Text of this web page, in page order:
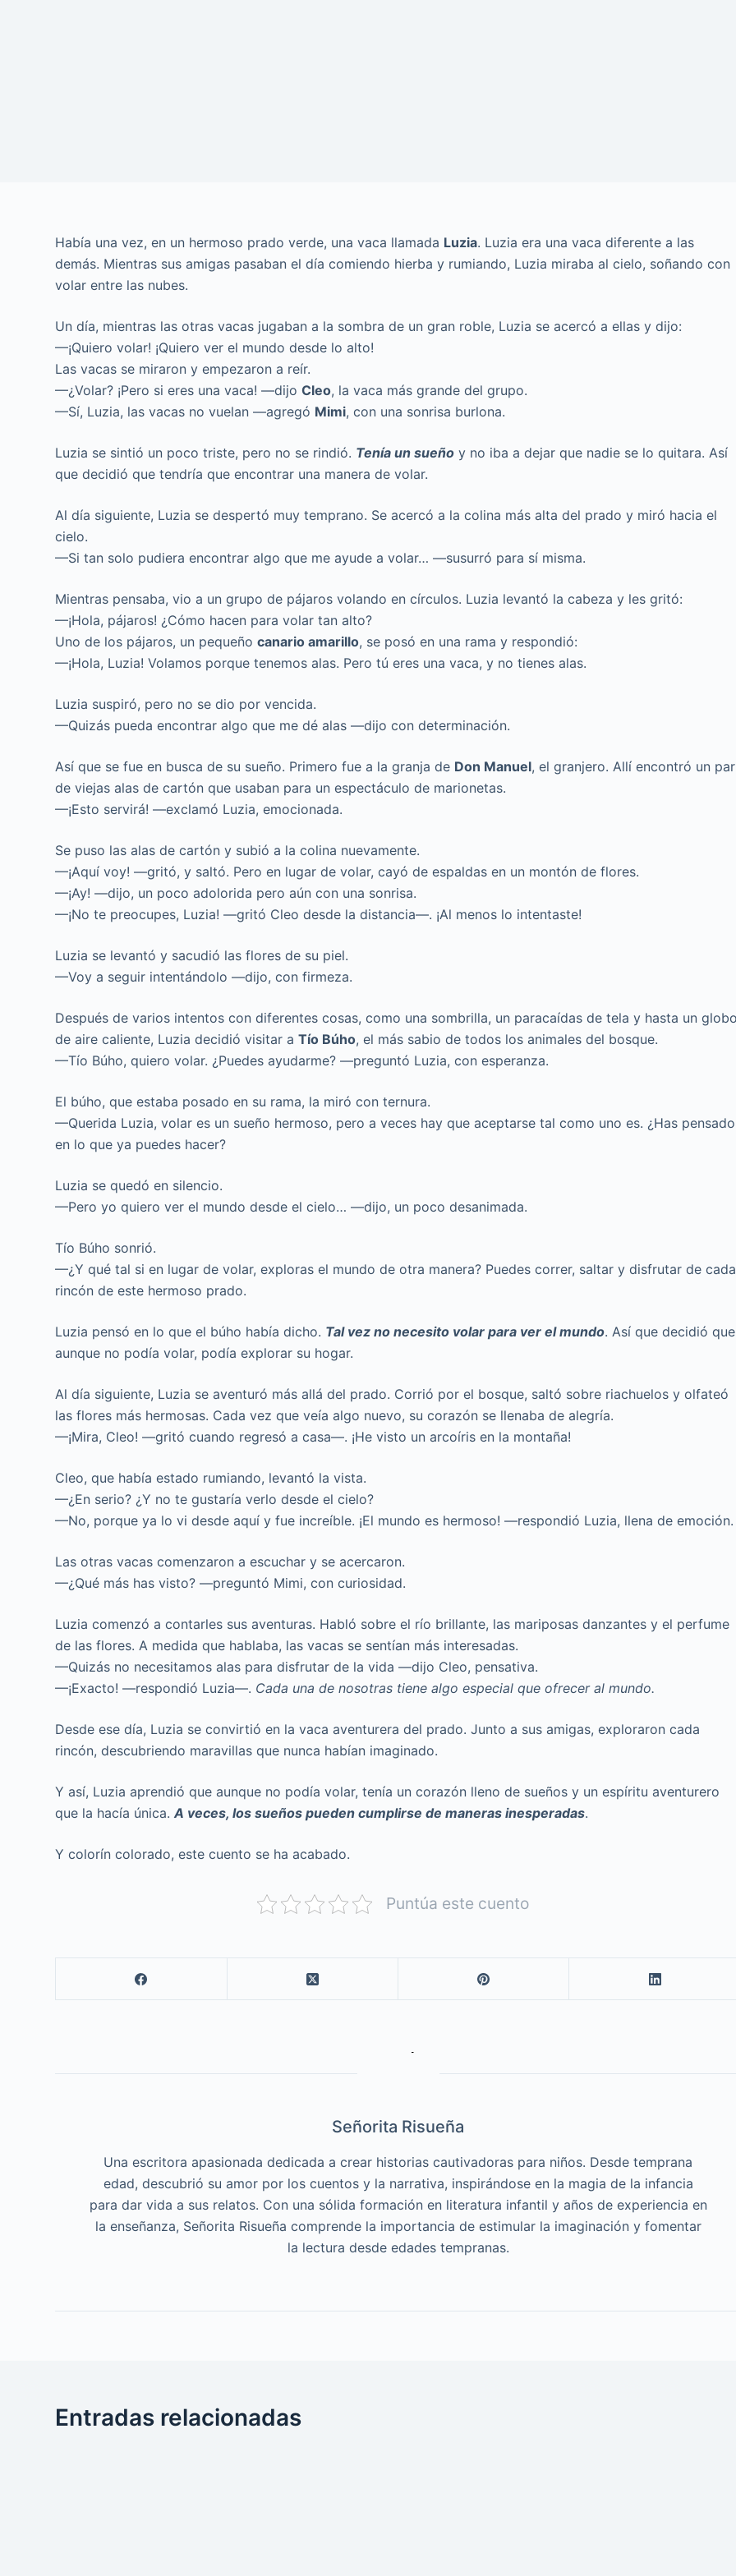
Había una vez, en un hermoso prado verde, una vaca llamada Luzia. Luzia era una vaca diferente a las
demás. Mientras sus amigas pasaban el día comiendo hierba y rumiando, Luzia miraba al cielo, soñando con
volar entre las nubes.
Un día, mientras las otras vacas jugaban a la sombra de un gran roble, Luzia se acercó a ellas y dijo:
—¡Quiero volar! ¡Quiero ver el mundo desde lo alto!
Las vacas se miraron y empezaron a reír.
—¿Volar? ¡Pero si eres una vaca! —dijoCleo, la vaca más grande del grupo.
—Sí, Luzia, las vacas no vuelan —agregó Mimi, con una sonrisa burlona.
Luzia se sintió un poco triste, pero no se rindió. Tenía un sueño y no iba a dejar que nadie se lo quitara. Así
que decidió que tendría que encontrar una manera de volar.
Al día siguiente, Luzia se despertó muy temprano. Se acercó a la colina más alta del prado y miró hacia el
cielo.
—Si tan solo pudiera encontrar algo que me ayude a volar… —susurró para sí misma.
Mientras pensaba, vio a un grupo de pájaros volando en círculos. Luzia levantó la cabeza y les gritó:
—¡Hola, pájaros! ¿Cómo hacen para volar tan alto?
Uno de los pájaros, un pequeñocanario amarillo, se posó en una rama y respondió:
—¡Hola, Luzia! Volamos porque tenemos alas. Pero tú eres una vaca, y no tienes alas.
Luzia suspiró, pero no se dio por vencida.
—Quizás pueda encontrar algo que me dé alas —dijo con determinación.
Así que se fue en busca de su sueño. Primero fue a la granja de Don Manuel, el granjero. Allí encontró un par
de viejas alas de cartón que usaban para un espectáculo de marionetas.
—¡Esto servirá! —exclamó Luzia, emocionada.
Se puso las alas de cartón y subió a la colina nuevamente.
—¡Aquí voy! —gritó, y saltó. Pero en lugar de volar, cayó de espaldas en un montón de flores.
—¡Ay! —dijo, un poco adolorida pero aún con una sonrisa.
—¡No te preocupes, Luzia! —gritó Cleo desde la distancia—. ¡Al menos lo intentaste!
Luzia se levantó y sacudió las flores de su piel.
—Voy a seguir intentándolo —dijo, con firmeza.
Después de varios intentos con diferentes cosas, como una sombrilla, un paracaídas de tela y hasta un
de aire caliente, Luzia decidió visitar aTío Búho, el más sabio de todos los animales del bosque.
—Tío Búho, quiero volar. ¿Puedes ayudarme? —preguntó Luzia, con esperanza.
El búho, que estaba posado en su rama, la miró con ternura.
—Querida Luzia, volar es un sueño hermoso, pero a veces hay que aceptarse tal como uno es. ¿Has pensado
en lo que ya puedes hacer?
Luzia se quedó en silencio.
—Pero yo quiero ver el mundo desde el cielo… —dijo, un poco desanimada.
Tío Búho sonrió.
—¿Y qué tal si en lugar de volar, exploras el mundo de otra manera? Puedes correr, saltar y disfrutar de cada
rincón de este hermoso prado.
Luzia pensó en lo que el búho había dicho. Tal vez no necesito volar para ver el mundo. Así que decidió
aunque no podía volar, podía explorar su hogar.
Al día siguiente, Luzia se aventuró más allá del prado. Corrió por el bosque, saltó sobre riachuelos y olfateó
las flores más hermosas. Cada vez que veía algo nuevo, su corazón se llenaba de alegría.
—¡Mira, Cleo! —gritó cuando regresó a casa—. ¡He visto un arcoíris en la montaña!
Cleo, que había estado rumiando, levantó la vista.
—¿En serio? ¿Y no te gustaría verlo desde el cielo?
—No, porque ya lo vi desde aquí y fue increíble. ¡El mundo es hermoso! —respondió Luzia, llena de emoción.
Las otras vacas comenzaron a escuchar y se acercaron.
—¿Qué más has visto? —preguntó Mimi, con curiosidad.
Luzia comenzó a contarles sus aventuras. Habló sobre el río brillante, las mariposas danzantes y el perfume
de las flores. A medida que hablaba, las vacas se sentían más interesadas.
—Quizás no necesitamos alas para disfrutar de la vida —dijo Cleo, pensativa.
—¡Exacto! —respondió Luzia—. Cada una de nosotras tiene algo especial que ofrecer al mundo.
Desde ese día, Luzia se convirtió en la vaca aventurera del prado. Junto a sus amigas, exploraron cada
rincón, descubriendo maravillas que nunca habían imaginado.
Y así, Luzia aprendió que aunque no podía volar, tenía un corazón lleno de sueños y un espíritu aventurero
que la hacía única.A veces, los sueños pueden cumplirse de maneras inesperadas.
Y colorín colorado, este cuento se ha acabado.
Puntúa este cuento
Señorita Risueña
Una escritora apasionada dedicada a crear historias cautivadoras para niños. Desde temprana
edad, descubrió su amor por los cuentos y la narrativa, inspirándose en la magia de la infancia
para dar vida a sus relatos. Con una sólida formación en literatura infantil y años de experiencia en
la enseñanza, Señorita Risueña comprende la importancia de estimular la imaginación y fomentar
la lectura desde edades tempranas.
Entradas relacionadas